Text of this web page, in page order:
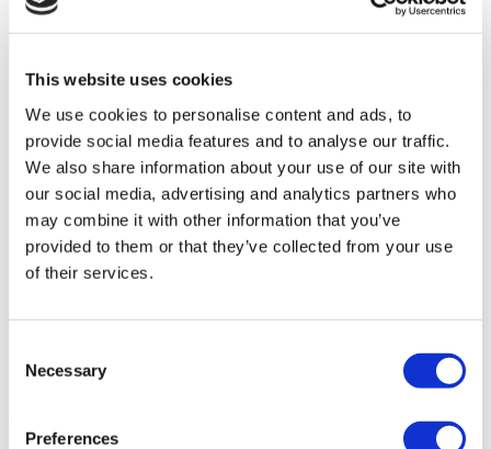
This website uses cookies
We use cookies to personalise content and ads, to
provide social media features and to analyse our traffic.
We also share information about your use of our site with
our social media, advertising and analytics partners who
may combine it with other information that you’ve
provided to them or that they’ve collected from your use
of their services.
Selection
Necessary
Preferences